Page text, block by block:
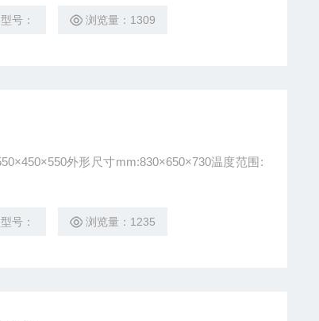
号： 浏览量：1309
外形尺寸mm:830×650×730温度范围:
号： 浏览量：1235